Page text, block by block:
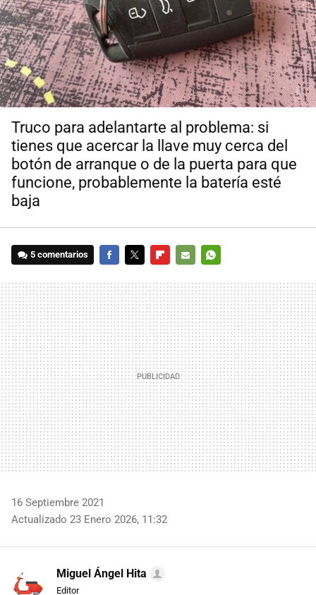
Truco para adelantarte al problema: si
tienes que acercar la llave muy cerca del
botón de arranque o de la puerta para que
funcione, probablemente la batería esté
baja
5 comentarios
MAIL
16 Septiembre 2021
Actualizado 23 Enero 2026, 11:32
Miguel Ángel Hita
Editor